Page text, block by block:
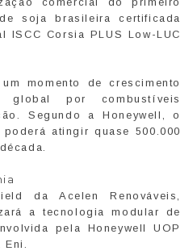
soja brasileira certificada
ISCC Corsia PLUS Low-LUC
momento de crescimento
global por combustíveis
Segundo a Honeywell, o
atingir quase 500.000
da Acelen Renováveis,
a tecnologia modular de
pela Honeywell UOP